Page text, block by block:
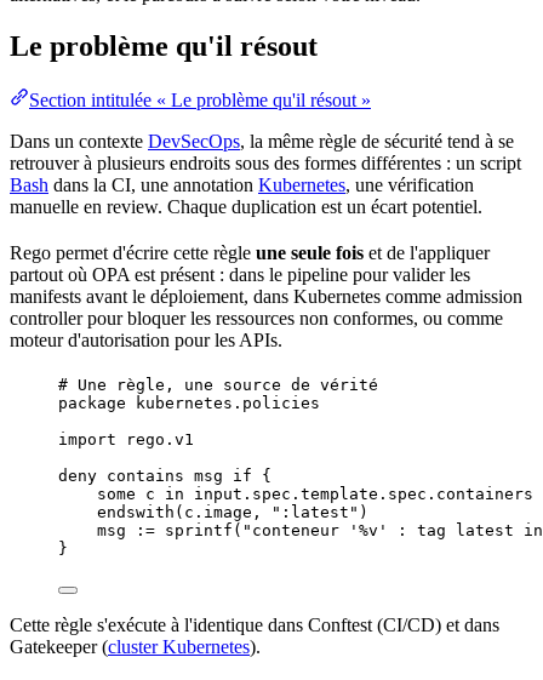
Le problème qu'il résout
Section intitulée « Le problème qu'il résout »
Dans un contexte DevSecOps, la même règle de sécurité tend à se
retrouver à plusieurs endroits sous des formes différentes : un script
Bash dans la CI, une annotation Kubernetes, une vérification
manuelle en review. Chaque duplication est un écart potentiel.
Rego permet d'écrire cette règle une seule fois et de l'appliquer
partout où OPA est présent : dans le pipeline pour valider les
manifests avant le déploiement, dans Kubernetes comme admission
controllerpour bloquer les ressources non conformes, ou comme
moteur d'autorisation pour les APIs.
# Une règle, une source de vérité
package kubernetes.policies
import rego.v1
deny contains msg if {
some c in input.spec.template.spec.containers
endswith(c.image,
":latest" )
msg
:= sprintf( "conteneur '%v' : tag latest
}
Cette règle s'exécute à l'identique dans Conftest (CI/CD) et dans
Gatekeeper (cluster Kubernetes).